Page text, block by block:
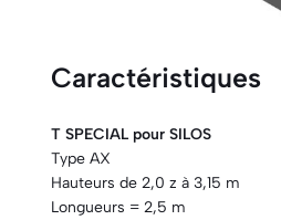
Caractéristiques
T SPECIAL pour SILOS
Type AX
Hauteurs de 2,0 z à 3,15 m
Longueurs = 2,5 m